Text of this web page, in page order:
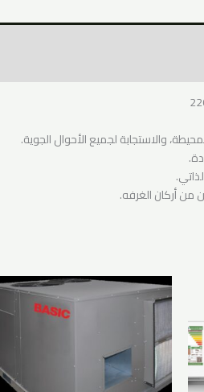
والاستجابة لجميع الأحوال الجوية.
أركان الغرفه.